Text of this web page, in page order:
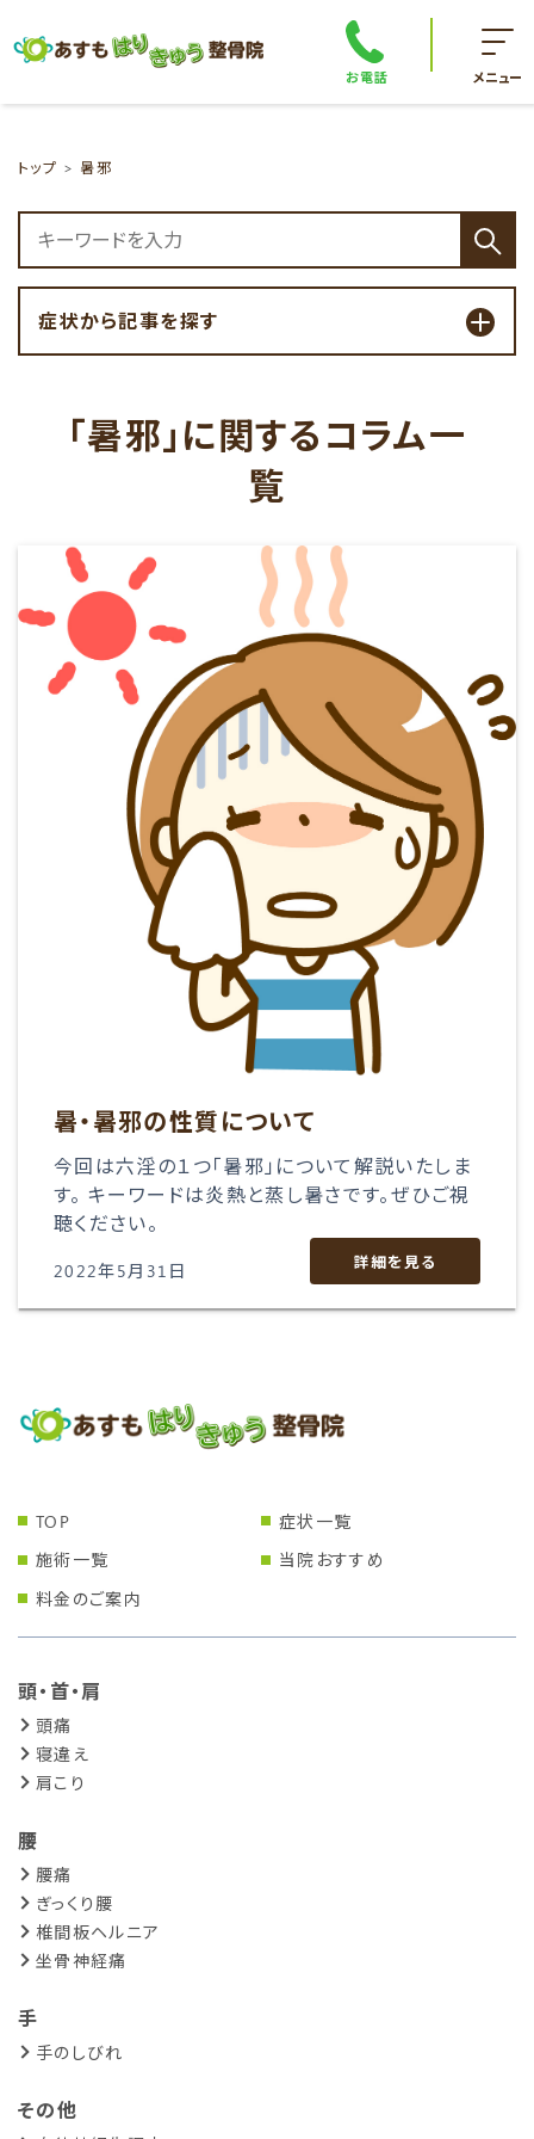
お電話 メニュー
トップ 暑邪
症状から記事を探す
「暑邪」に関するコラム一
覧
暑・暑邪の性質について
今回は六淫の１つ「暑邪」について解説いたしま
す。 キーワードは炎熱と蒸し暑さです。ぜひご視
聴ください。
2022年5月31日 詳細を見る
TOP
症状一覧
施術一覧
当院おすすめ
料金のご案内
頭・首・肩
頭痛
寝違え
肩こり
腰
腰痛
ぎっくり腰
椎間板ヘルニア
坐骨神経痛
手
手のしびれ
その他